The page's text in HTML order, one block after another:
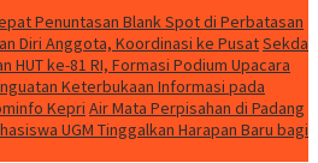
Penuntasan Blank Spot di Perbatasan
Diri Anggota, Koordinasi ke PusatSekda
HUT ke-81 RI, Formasi Podium Upacara
Keterbukaan Informasi pada
Kepri Air Mata Perpisahan di Padang
UGM Tinggalkan Harapan Baru bagi